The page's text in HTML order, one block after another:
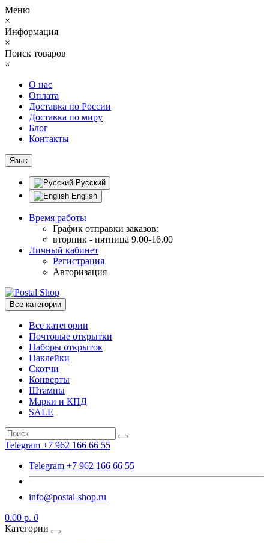
Меню
×
Информация
×
Поиск товаров
×
О нас
Оплата
Доставка по России
Доставка по миру
Блог
Контакты
Язык
Русский
English
Время работы
График отправки заказов:
вторник - пятница 9.00-16.00
Личный кабинет
Регистрация
Авторизация
Все категории
Все категории
Почтовые открытки
Наборы открыток
Наклейки
Скотчи
Конверты
Штампы
Марки и КПД
SALE
Telegram +7 962 166 66 55
Telegram +7 962 166 66 55
info@postal-shop.ru
0.00 р. 0
Категории